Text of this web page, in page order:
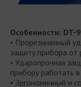
Особенности:
• Прорезиненный
защиту прибора от
• Ударопрочная
прибору работать
• Эргономичный и